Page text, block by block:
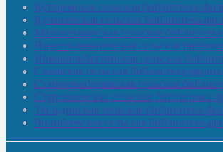
Кутеремская сельская библиотека-
Кучашевская сельская библиотека-
Малокачаковская сельская
Нижнекачмашевская сельская
Новокильбахтинская сельская
Сазовская сельская библиотека-
Староорьебашевская сельская
Старояшевская сельская
Тюльдинская сельская библиотека-
Чилибеевская сельская библиотека-